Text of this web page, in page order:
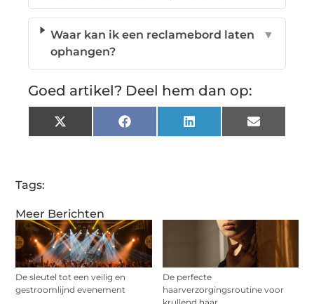
Meer Berichten
De sleutel tot een veilig en
gestroomlijnd evenement
De perfecte
haarverzorgingsroutine voor
Waar kan ik een reclamebord laten
ophangen?
▼
Goed artikel? Deel hem dan op:
X
(Twitter)
Facebook LinkedIn Email
Tags: